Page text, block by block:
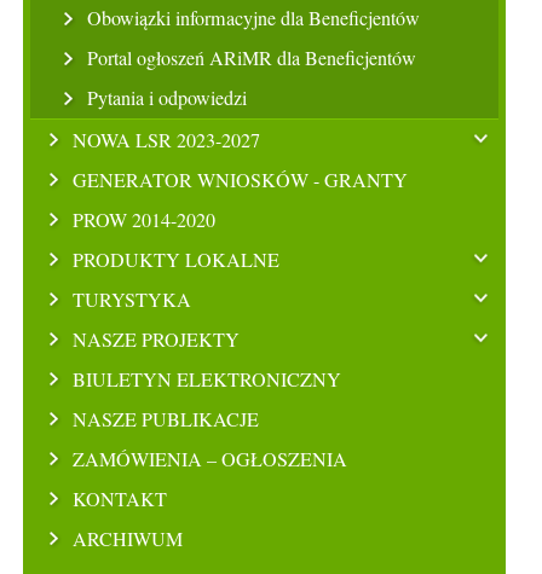
Obowiązki informacyjne dla Beneficjentów
Portal ogłoszeń ARiMR dla Beneficjentów
Pytania i odpowiedzi
NOWA LSR 2023-2027
GENERATOR WNIOSKÓW - GRANTY
PROW 2014-2020
PRODUKTY LOKALNE
TURYSTYKA
NASZE PROJEKTY
BIULETYN ELEKTRONICZNY
NASZE PUBLIKACJE
ZAMÓWIENIA – OGŁOSZENIA
KONTAKT
ARCHIWUM